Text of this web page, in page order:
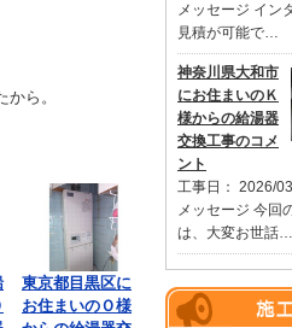
メッセージ イン
見積が可能で…
神奈川県大和市
にお住まいのＫ
様からの給湯器
交換工事のコメ
ント
工事日： 2026/
メッセージ 今回
は、大変お世話…
ら。
東京都目黒区に
お住まいのＯ様